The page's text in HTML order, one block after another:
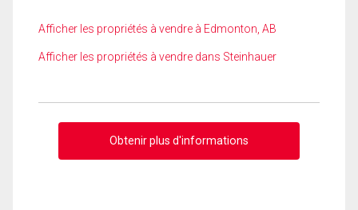
Afficher les propriétés à vendre à Edmonton, AB
Afficher les propriétés à vendre dans Steinhauer
Obtenir plus d'informations